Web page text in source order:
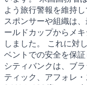
よう旅行警報を維持
スポンサーや組織は
ールドカップからメ
しました。 これに対
ベントでの安全を保
シティバンクは、ブ
ティック、アフォレ